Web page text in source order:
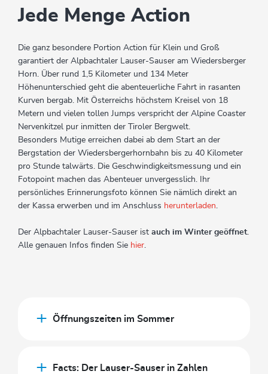
Jede Menge Action
Die ganz besondere Portion Action für Klein und Groß
garantiert der Alpbachtaler Lauser-Sauser am Wiedersberger
Horn. Über rund 1,5 Kilometer und 134 Meter
Höhenunterschied geht die abenteuerliche Fahrt in rasanten
Kurven bergab. Mit Österreichs höchstem Kreisel von 18
Metern und vielen tollen Jumps verspricht der Alpine Coaster
Nervenkitzel pur inmitten der Tiroler Bergwelt.
Besonders Mutige erreichen dabei ab dem Start an der
Bergstation der Wiedersbergerhornbahn bis zu 40 Kilometer
pro Stunde talwärts. Die Geschwindigkeitsmessung und ein
Fotopoint machen das Abenteuer unvergesslich. Ihr
persönliches Erinnerungsfoto können Sie nämlich direkt an
der Kassa erwerben und im Anschluss herunterladen.
Der Alpbachtaler Lauser-Sauser ist auch im Winter geöffnet.
Alle genauen Infos finden Sie hier.
Öffnungszeiten im Sommer
Facts: Der Lauser-Sauser in Zahlen